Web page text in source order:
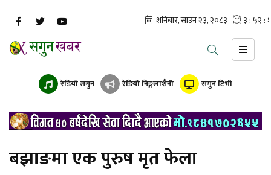
रेडियो सगुन रेडियो निङ्गलाशैनी सगुन टिभी
बझाङमा एक पुरुष मृत फेला